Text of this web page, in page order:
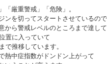
「厳重警戒」「危険」。
ンを切ってスタートさせているの
ら警戒レベルのところまで達し
置に入っていて
で推移しています。
熱中症指数がドンドン上がって